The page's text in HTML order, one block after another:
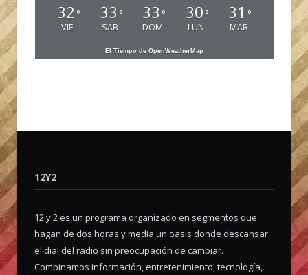
32 °
VIE
33 °
SAB
33 °
DOM
30 °
LUN
31 °
MAR
El Tiempo de OpenWeatherMap
12Y2
12 y 2 es un programa organizado en segmentos que
hagan de dos horas y media un oasis donde descansar
el dial del radio sin preocupación de cambiar.
Combinamos información, entretenimiento, tecnología,